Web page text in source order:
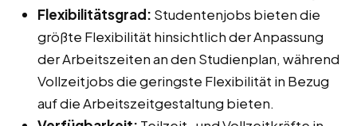
Flexibilitätsgrad: Studentenjobs bieten die
größte Flexibilität hinsichtlich der Anpassung
der Arbeitszeiten an den Studienplan, während
Vollzeitjobs die geringste Flexibilität in Bezug
auf die Arbeitszeitgestaltung bieten.